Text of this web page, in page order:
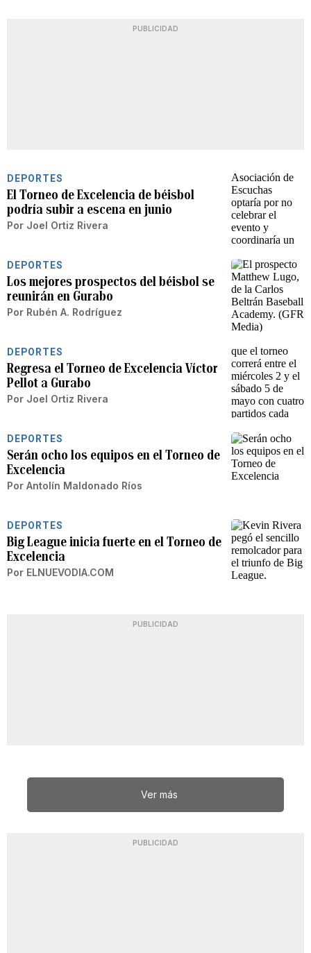
PUBLICIDAD
DEPORTES
El Torneo de Excelencia de béisbol
podría subir a escena en junio
Por Joel Ortiz Rivera
DEPORTES
Los mejores prospectos del béisbol se
reunirán en Gurabo
Por Rubén A. Rodríguez
DEPORTES
Regresa el Torneo de Excelencia Víctor
Pellot a Gurabo
Por Joel Ortiz Rivera
DEPORTES
Serán ocho los equipos en el Torneo de
Excelencia
Por Antolín Maldonado Ríos
DEPORTES
Big League inicia fuerte en el Torneo de
Excelencia
Por ELNUEVODIA.COM
PUBLICIDAD
Ver más
PUBLICIDAD